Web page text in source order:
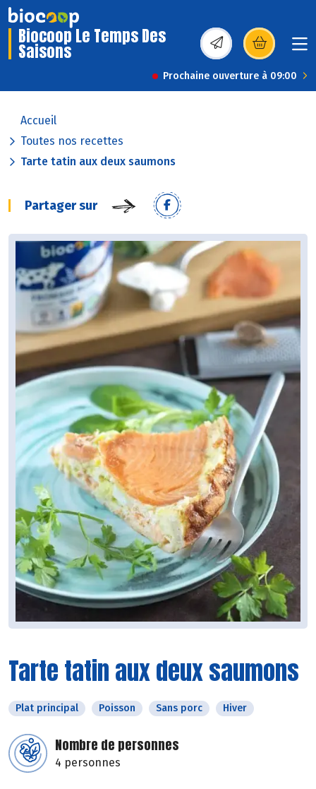
Biocoop Le Temps Des
Saisons (s’ouvre dans une
Prochaine ouverture à 09:00
Accueil
Toutes nos recettes
Tarte tatin aux deux saumons
Partager sur
Tarte tatin aux deux saumons
Plat principal Poisson Sans porc Hiver
Nombre de personnes
4 personnes